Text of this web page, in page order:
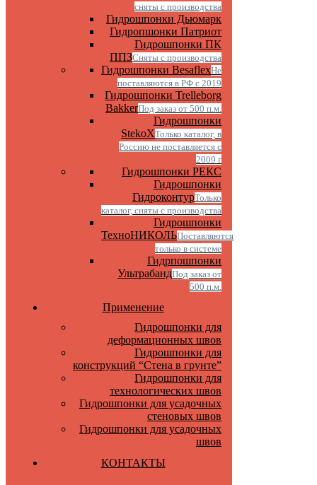
сняты с производства
Гидрошпонки Дьюмарк
Гидропшонки Патриот
Гидрошпонки ПК
ППЗСняты с производства
Гидрошпонки BesaflexНе
поставляются в РФ с 2019
Гидрошпонки Trelleborg
BakkerПод заказ от 500 п.м.
Гидрошпонки
StekoXТолько каталог, в
Россию не поставляется с
2009 г
Гидрошпонки РЕКС
Гидрошпонки
ГидроконтурТолько
каталог, сняты с производства
Гидрошпонки
ТехноНИКОЛЬПоставляются
только в системе
Гидрпошпонки
УльтрабандПод заказ от
500 п.м.
Применение
Гидрошпонки для
деформационных швов
Гидрошпонки для
конструкций “Стена в грунте”
Гидрошпонки для
технологических швов
Гидрошпонки для усадочных
стеновых швов
Гидрошпонки для усадочных
швов
КОНТАКТЫ